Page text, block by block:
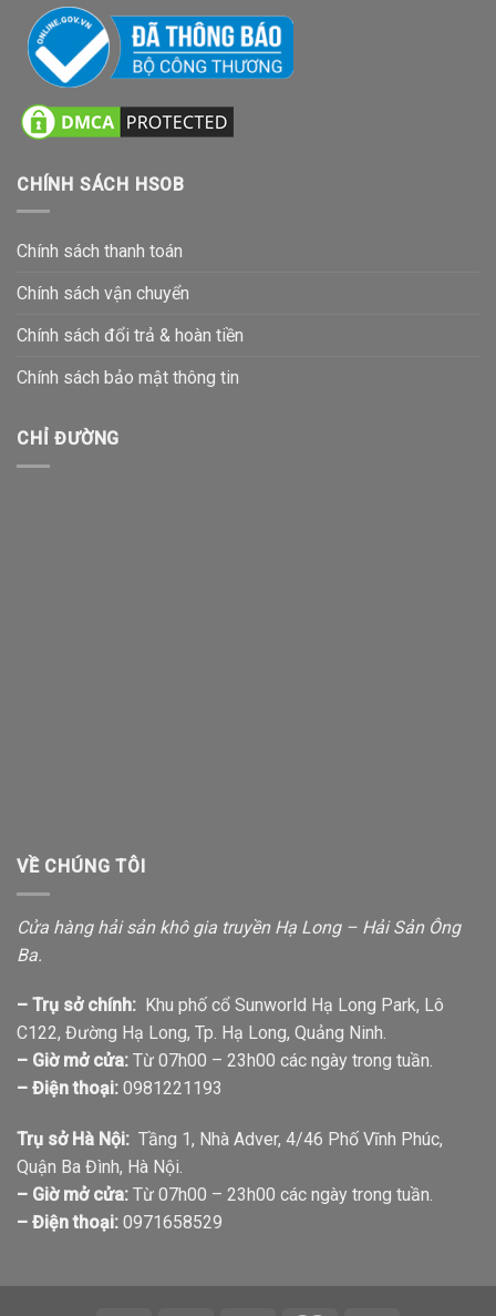
CHÍNH SÁCH HSOB
Chính sách thanh toán
Chính sách vận chuyển
Chính sách đổi trả & hoàn tiền
Chính sách bảo mật thông tin
CHỈ ĐƯỜNG
VỀ CHÚNG TÔI
Cửa hàng hải sản khô gia truyền Hạ Long – Hải Sản Ông
Ba.
– Trụ sở chính: Khu phố cổ Sunworld Hạ Long Park, Lô
C122, Đường Hạ Long, Tp. Hạ Long, Quảng Ninh.
– Giờ mở cửa: Từ 07h00 – 23h00 các ngày trong tuần.
– Điện thoại: 0981221193
Trụ sở Hà Nội: Tầng 1, Nhà Adver, 4/46 Phố Vĩnh Phúc,
Quận Ba Đình, Hà Nội.
– Giờ mở cửa: Từ 07h00 – 23h00 các ngày trong tuần.
– Điện thoại: 0971658529